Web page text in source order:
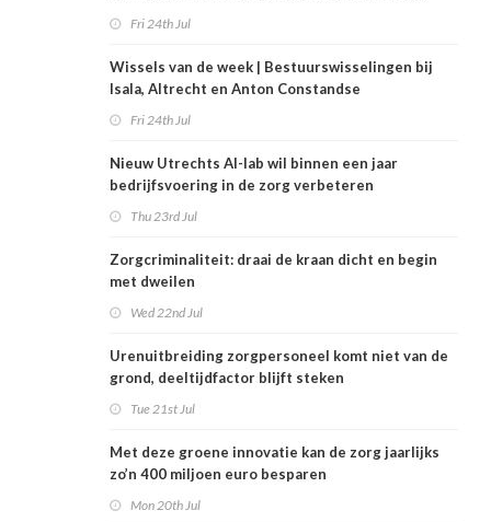
Fri 24th Jul
Wissels van de week | Bestuurswisselingen bij
Isala, Altrecht en Anton Constandse
Fri 24th Jul
Nieuw Utrechts AI-lab wil binnen een jaar
bedrijfsvoering in de zorg verbeteren
Thu 23rd Jul
Zorgcriminaliteit: draai de kraan dicht en begin
met dweilen
Wed 22nd Jul
Urenuitbreiding zorgpersoneel komt niet van de
grond, deeltijdfactor blijft steken
Tue 21st Jul
Met deze groene innovatie kan de zorg jaarlijks
zo’n 400 miljoen euro besparen
Mon 20th Jul